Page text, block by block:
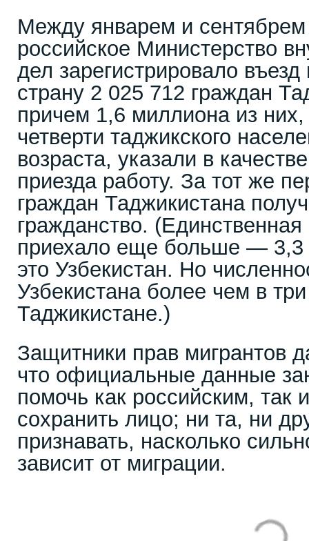
Между январем и сентябрем
российское Министерство
дел зарегистрировало въезд
страну 2 025 712 граждан
причем 1,6 миллиона из них,
четверти таджикского
возраста, указали в
приезда работу. За тот же
граждан Таджикистана
гражданство. (Единственная
приехало еще больше —
это Узбекистан. Но
Узбекистана более чем в
Таджикистане.)
Защитники прав мигрантов
что официальные данные
помочь как российским, так
сохранить лицо; ни та, ни
признавать, насколько
зависит от миграции.